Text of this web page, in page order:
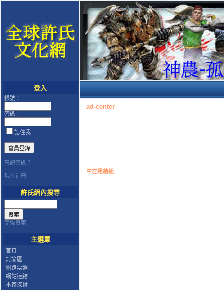
登入
帳號：
密碼：
記住我
忘記密碼？
現在註冊！
許氏網內搜尋
高級搜索
主選單
首頁
討論區
網路票選
網站連結
本家探討
ad-center
中左連結組